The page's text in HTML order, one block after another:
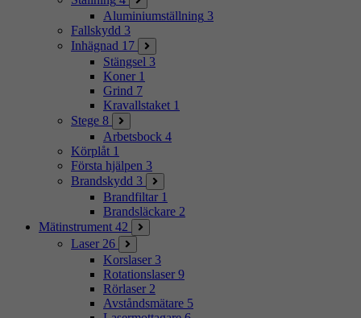
Aluminiumställning 3
Fallskydd 3
Inhägnad 17
Stängsel 3
Koner 1
Grind 7
Kravallstaket 1
Stege 8
Arbetsbock 4
Körplåt 1
Första hjälpen 3
Brandskydd 3
Brandfiltar 1
Brandsläckare 2
Mätinstrument 42
Laser 26
Korslaser 3
Rotationslaser 9
Rörlaser 2
Avståndsmätare 5